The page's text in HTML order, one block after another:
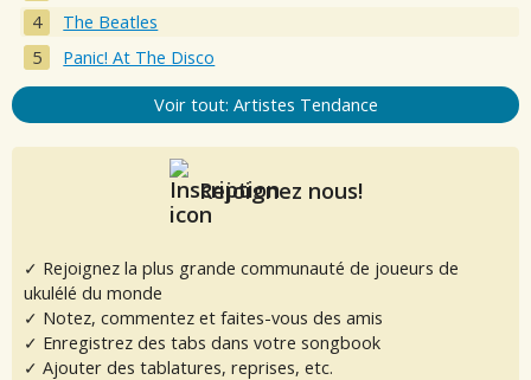
The Beatles
Panic! At The Disco
Voir tout: Artistes Tendance
Rejoignez nous!
✓ Rejoignez la plus grande communauté de joueurs de
ukulélé du monde
✓ Notez, commentez et faites-vous des amis
✓ Enregistrez des tabs dans votre songbook
✓ Ajouter des tablatures, reprises, etc.